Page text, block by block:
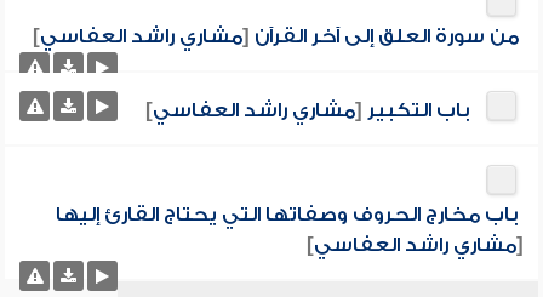
من سورة العلق إلى آخر القرآن [مشاري راشد العفاسي]
باب التكبير [مشاري راشد العفاسي]
باب مخارج الحروف وصفاتها التي يحتاج القارئ إليها
[مشاري راشد العفاسي]